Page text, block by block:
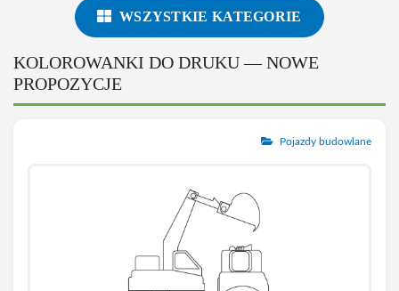
WSZYSTKIE KATEGORIE
KOLOROWANKI DO DRUKU — NOWE
PROPOZYCJE
Pojazdy budowlane